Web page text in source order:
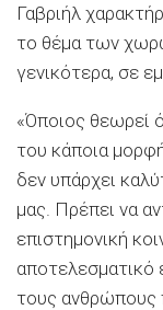
Γαβριήλ
το θέμα των
γενικότερα, σε
«Όποιος θεωρεί
του κάποια
δεν υπάρχει
μας. Πρέπει να
επιστημονική
αποτελεσματικό
τους ανθρώπους